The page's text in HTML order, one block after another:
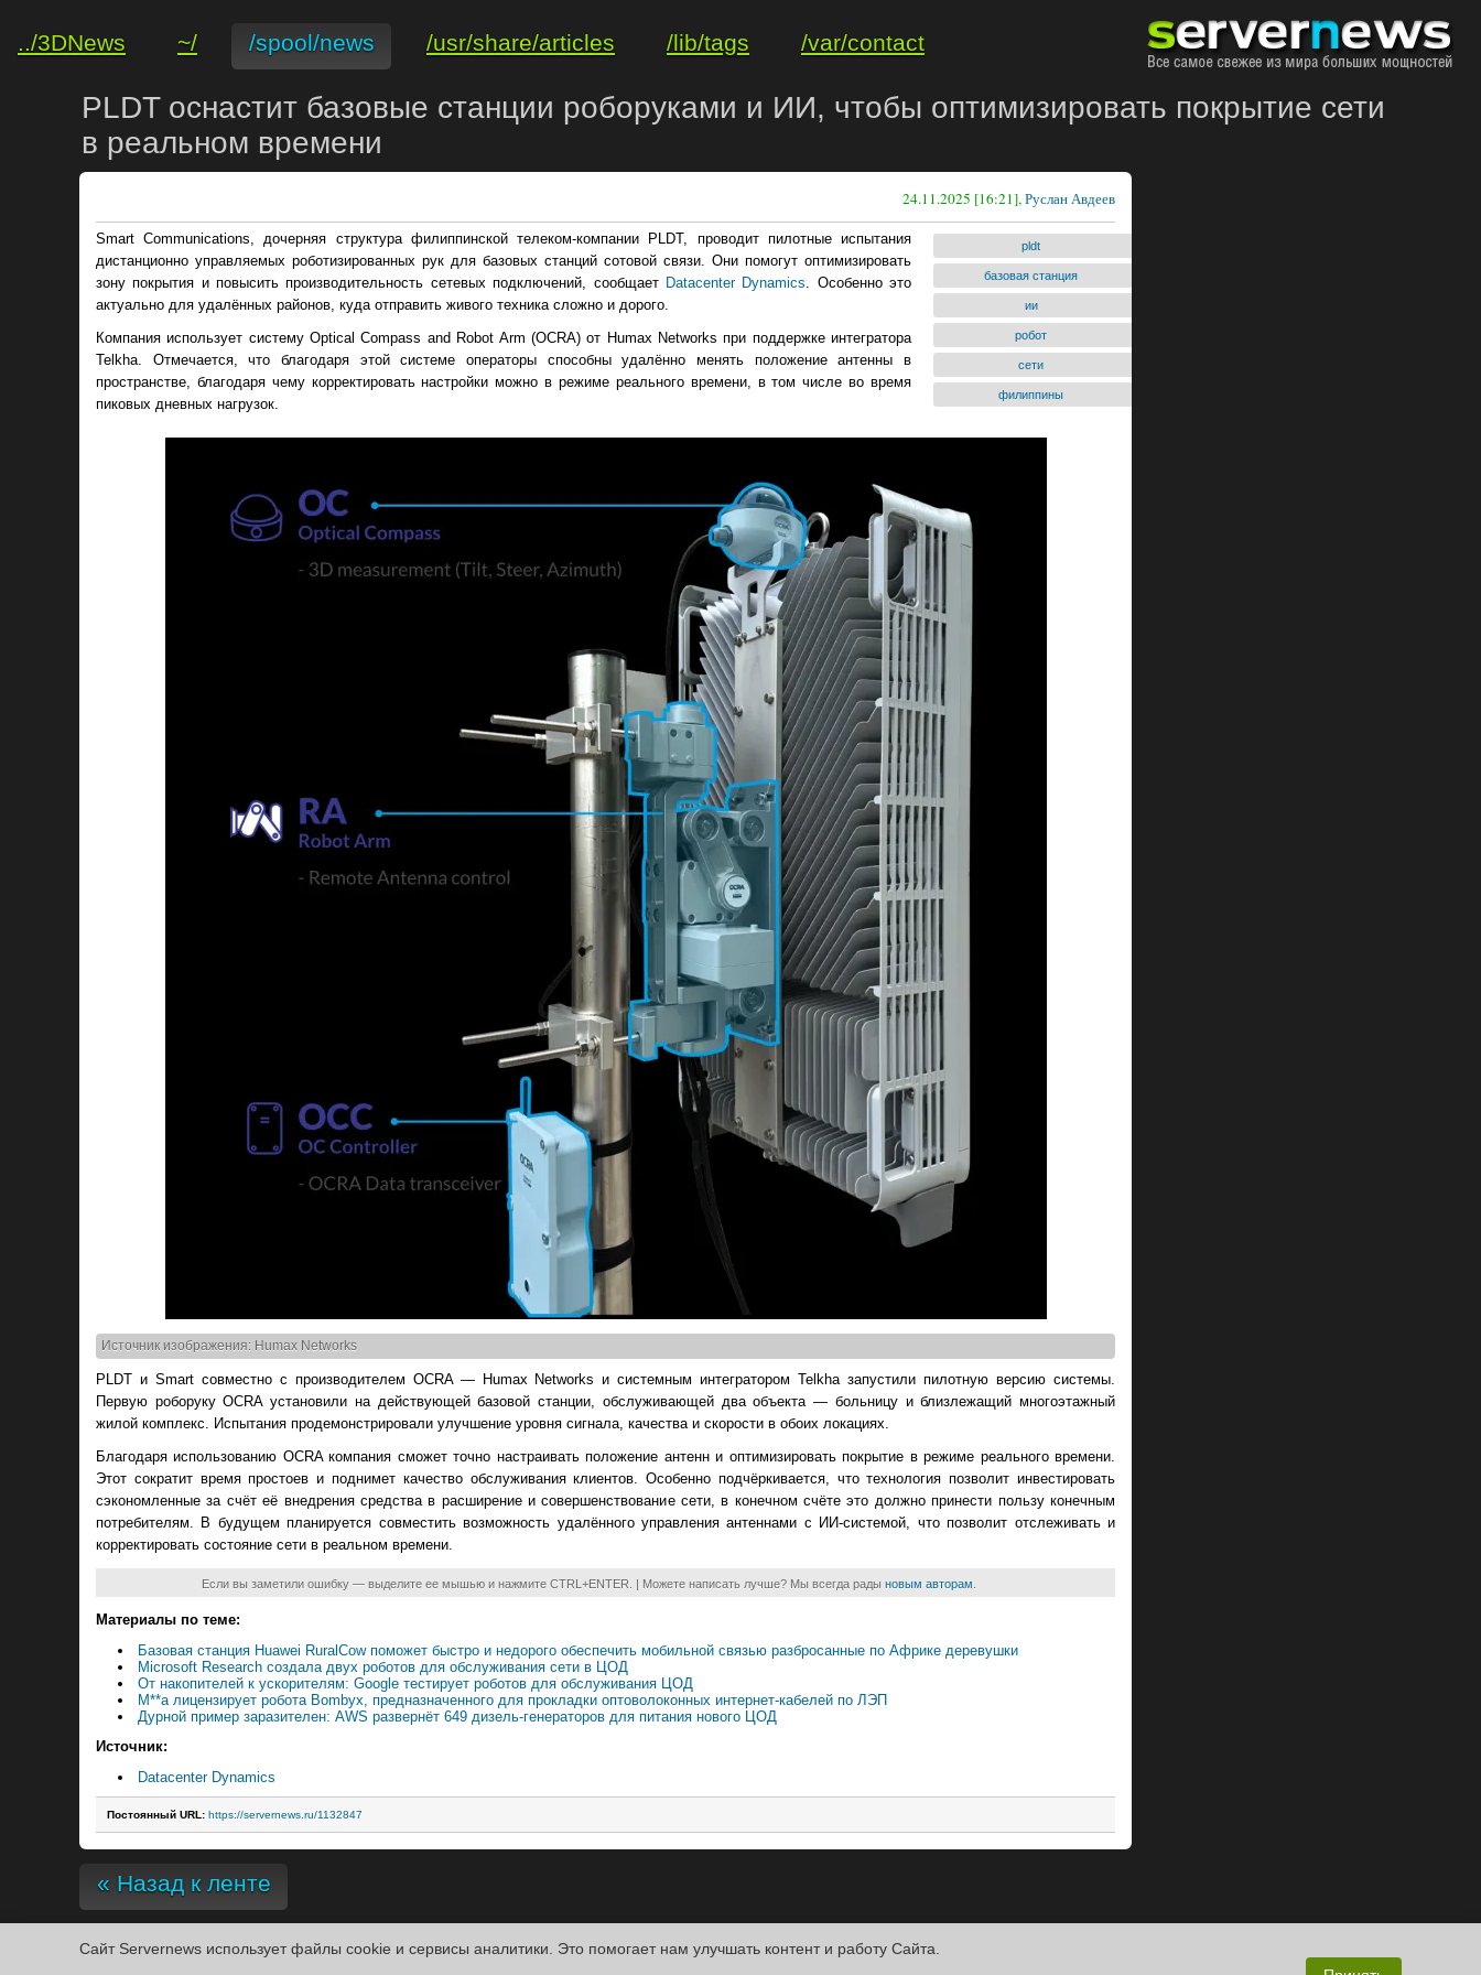
../3DNews ~/ /spool/news /usr/share/articles /lib/tags /var/contact
PLDT оснастит базовые станции роборуками и ИИ, чтобы оптимизировать покрытие сети
в реальном времени
24.11.2025 [16:21],Руслан Авдеев
pldt
базовая станция
ии
робот
сети
филиппины
Smart Communications, дочерняя структура филиппинской телеком-компании PLDT, проводит пилотные испытания
дистанционно управляемых роботизированных рук для базовых станций сотовой связи. Они помогут оптимизировать
зону покрытия и повысить производительность сетевых подключений, сообщает Datacenter Dynamics. Особенно это
актуально для удалённых районов, куда отправить живого техника сложно и дорого.
Компания использует систему Optical Compass and Robot Arm (OCRA) от Humax Networks при поддержке интегратора
Telkha. Отмечается, что благодаря этой системе операторы способны удалённо менять положение антенны в
пространстве, благодаря чему корректировать настройки можно в режиме реального времени, в том числе во время
пиковых дневных нагрузок.
Источник изображения: Humax Networks
PLDT и Smart совместно с производителем OCRA — Humax Networks и системным интегратором Telkha запустили пилотную версию системы.
Первую роборуку OCRA установили на действующей базовой станции, обслуживающей два объекта — больницу и близлежащий многоэтажный
жилой комплекс. Испытания продемонстрировали улучшение уровня сигнала, качества и скорости в обоих локациях.
Благодаря использованию OCRA компания сможет точно настраивать положение антенн и оптимизировать покрытие в режиме реального времени.
Этот сократит время простоев и поднимет качество обслуживания клиентов. Особенно подчёркивается, что технология позволит инвестировать
сэкономленные за счёт её внедрения средства в расширение и совершенствование сети, в конечном счёте это должно принести пользу конечным
потребителям. В будущем планируется совместить возможность удалённого управления антеннами с ИИ-системой, что позволит отслеживать и
корректировать состояние сети в реальном времени.
Если вы заметили ошибку — выделите ее мышью и нажмите CTRL+ENTER. | Можете написать лучше? Мы всегда рады новым авторам
Материалы по теме:
Базовая станция Huawei RuralCow поможет быстро и недорого обеспечить мобильной связью разбросанные по Африке деревушки
Microsoft Research создала двух роботов для обслуживания сети в ЦОД
От накопителей к ускорителям: Google тестирует роботов для обслуживания ЦОД
M**a лицензирует робота Bombyx, предназначенного для прокладки оптоволоконных интернет-кабелей по ЛЭП
Дурной пример заразителен: AWS развернёт 649 дизель-генераторов для питания нового ЦОД
Источник:
Datacenter Dynamics
Постоянный URL: https://servernews.ru/1132847
« Назад к ленте
Сайт Servernews использует файлы cookie и сервисы аналитики. Это помогает нам улучшать контент и работу Cайта.